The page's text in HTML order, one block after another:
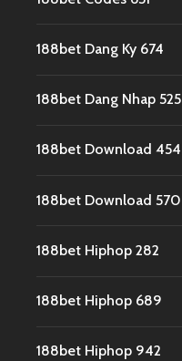
188bet Dang Ky 674
188bet Dang Nhap 525
188bet Download 454
188bet Download 570
188bet Hiphop 282
188bet Hiphop 689
188bet Hiphop 942